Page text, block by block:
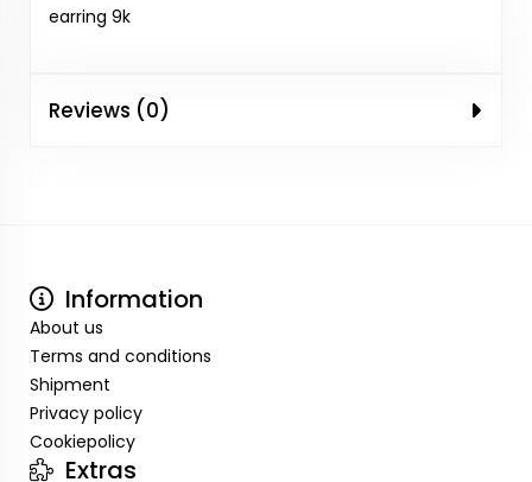
earring 9k
Reviews (0)
Information
About us
Terms and conditions
Shipment
Privacy policy
Cookiepolicy
Extras